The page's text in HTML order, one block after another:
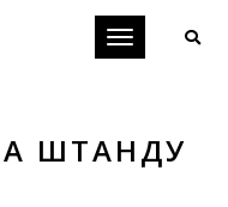
Toggle
ШТАНДУ